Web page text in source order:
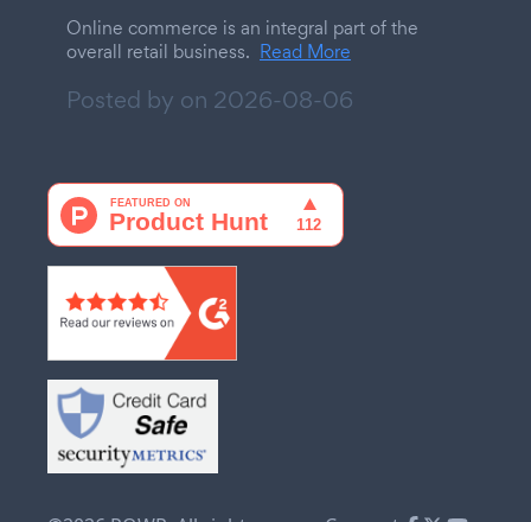
Online commerce is an integral part of the
overall retail business. Read More
Posted by on 2026-08-06